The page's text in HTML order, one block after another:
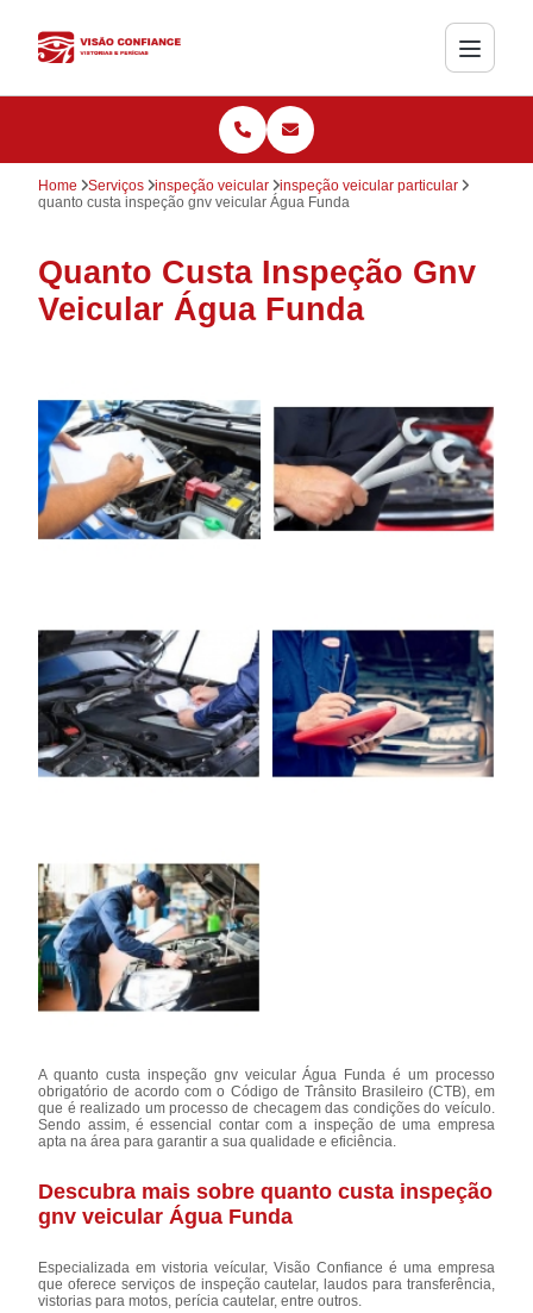
Home Serviços inspeção veicular
inspeção veicular particular
quanto custa inspeção gnv veicular Água Funda
Quanto Custa Inspeção Gnv
Veicular Água Funda
A quanto custa inspeção gnv veicular Água Funda é um processo
obrigatório de acordo com o Código de Trânsito Brasileiro (CTB), em
que é realizado um processo de checagem das condições do veículo.
Sendo assim, é essencial contar com a inspeção de uma empresa
apta na área para garantir a sua qualidade e eficiência.
Descubra mais sobre quanto custa inspeção
gnv veicular Água Funda
Especializada em vistoria veícular, Visão Confiance é uma empresa
que oferece serviços de inspeção cautelar, laudos para transferência,
vistorias para motos, perícia cautelar, entre outros.